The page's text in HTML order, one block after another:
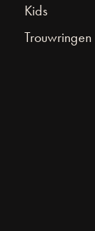
Kids
Trouwringen